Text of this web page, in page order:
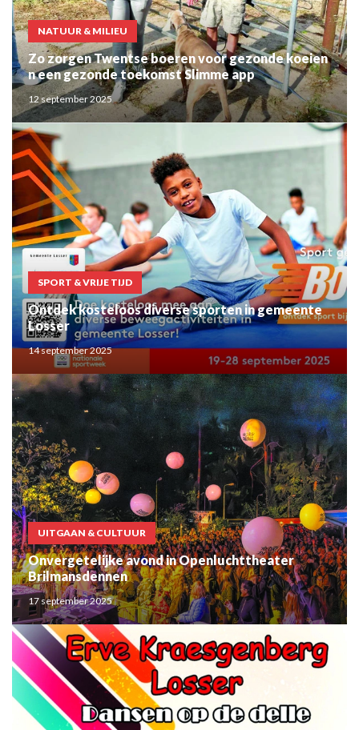
NATUUR & MILIEU
Zo zorgen Twentse boeren voor gezonde koeien
n een gezonde toekomst Slimme app
12 september 2025
SPORT & VRIJE TIJD
Ontdek kosteloos diverse sporten in gemeente
Losser
14 september 2025
UITGAAN & CULTUUR
Onvergetelijke avond in Openluchttheater
Brilmansdennen
17 september 2025